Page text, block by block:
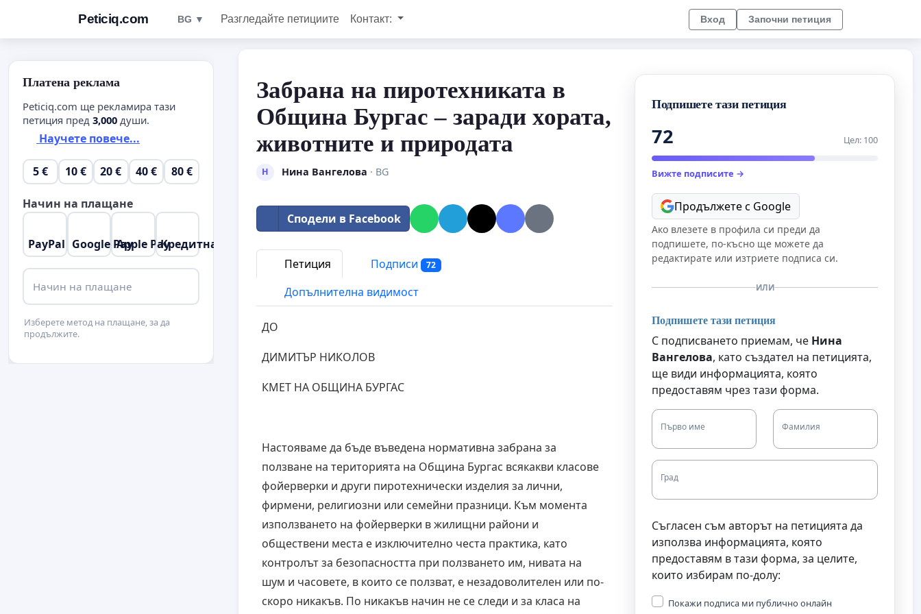
Peticiq.com BG ▼ Разгледайте петициите Контакт: Вход Започни петиция
Забрана на пиротехниката в
Община Бургас – заради хората,
животните и природата
Н Нина Вангелова · BG
Сподели в Facebook
Петиция Подписи 72
Допълнителна видимост
ДО
ДИМИТЪР НИКОЛОВ
КМЕТ НА ОБЩИНА БУРГАС
Настояваме да бъде въведена нормативна забрана за
ползване на територията на Община Бургас всякакви класове
фойерверки и други пиротехнически изделия за лични,
фирмени, религиозни или семейни празници. Към момента
използването на фойерверки в жилищни райони и
обществени места е изключително честа практика, като
контролът за безопасността при ползването им, нивата на
шум и часовете, в които се ползват, е незадоволителен или по-
скоро никакъв. По никакъв начин не се следи и за класа на
Подпишете тази петиция
72 Цел: 100
Вижте подписите →
Продължете с Google
Ако влезете в профила си преди да
подпишете, по-късно ще можете да
редактирате или изтриете подписа си.
ИЛИ
Подпишете тази петиция
С подписването приемам, че Нина
Вангелова, като създател на петицията,
ще види информацията, която
предоставям чрез тази форма.
Първо име Фамилия
Град
Съгласен съм авторът на петицията да
използва информацията, която
предоставям в тази форма, за целите,
които избирам по-долу:
Покажи подписа ми публично онлайн
Платена реклама
Peticiq.com ще рекламира тази
петиция пред 3,000 души.
Научете повече...
5 € 10 € 20 € 40 € 80 €
Начин на плащане
PayPal Google PayApple PayКредитна карта
Начин на плащане
Изберете метод на плащане, за да
продължите.